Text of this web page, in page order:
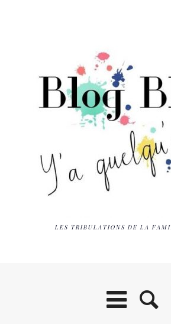
LES TRIBULATIONS DE LA